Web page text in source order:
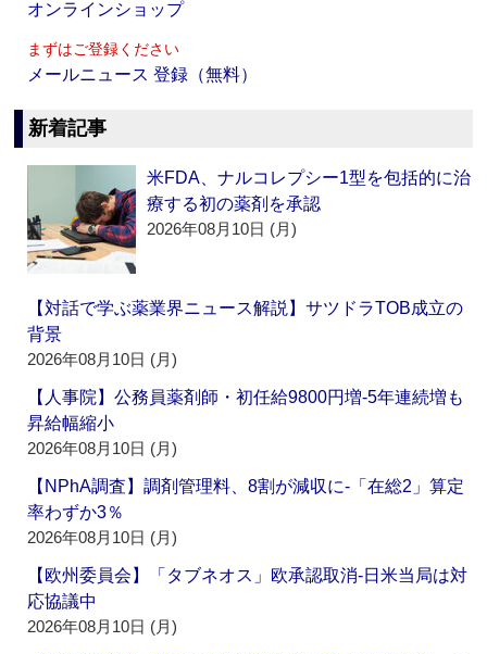
オンラインショップ
まずはご登録ください
メールニュース 登録（無料）
新着記事
米FDA、ナルコレプシー1型を包括的に治
療する初の薬剤を承認
2026年08月10日 (月)
【対話で学ぶ薬業界ニュース解説】サツドラTOB成立の
背景
2026年08月10日 (月)
【人事院】公務員薬剤師・初任給9800円増‐5年連続増も
昇給幅縮小
2026年08月10日 (月)
【NPhA調査】調剤管理料、8割が減収に‐「在総2」算定
率わずか3％
2026年08月10日 (月)
【欧州委員会】「タブネオス」欧承認取消‐日米当局は対
応協議中
2026年08月10日 (月)